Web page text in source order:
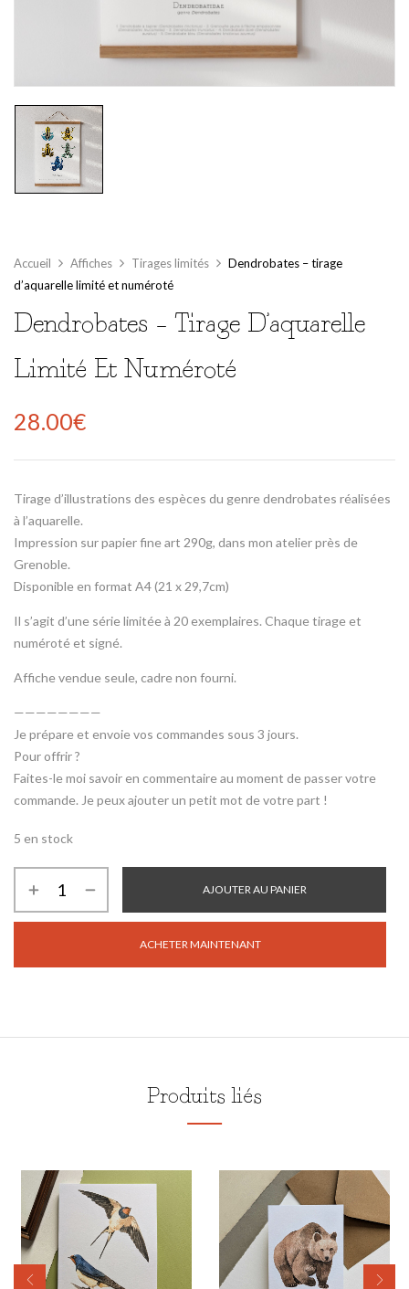
Accueil Affiches Tirages limités
Dendrobates – tirage
d’aquarelle limité et numéroté
Dendrobates – Tirage D’aquarelle
Limité Et Numéroté
28.00€
Tirage d’illustrations des espèces du genre dendrobates réalisées
à l’aquarelle.
Impression sur papier fine art 290g, dans mon atelier près de
Grenoble.
Disponible en format A4 (21 x 29,7cm)
Il s’agit d’une série limitée à 20 exemplaires. Chaque tirage et
numéroté et signé.
Affiche vendue seule, cadre non fourni.
————————
Je prépare et envoie vos commandes sous 3 jours.
Pour offrir ?
Faites-le moi savoir en commentaire au moment de passer votre
commande. Je peux ajouter un petit mot de votre part !
5 en stock
AJOUTER AU PANIER
ACHETER MAINTENANT
Produits liés